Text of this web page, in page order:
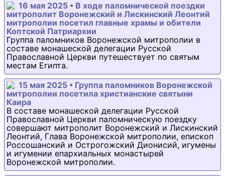
16 мая 2025 • В ходе паломнической поездки
митрополит Воронежский и Лискинский Леонтий
митрополии посетил главные храмы и обители
Коптской Патриархии
Группа паломников Воронежской митрополии в
составе монашеской делегации Русской
Православной Церкви путешествует по святым
местам Египта.
15 мая 2025 • Группа паломников Воронежской
митрополии посетила христианские святыни
Каира
В составе монашеской делегации Русской
Православной Церкви паломническую поездку
совершают митрополит Воронежский и Лискинский
Леонтий, Глава Воронежской митрополии, епископ
Россошанский и Острогожский Дионисий, игумены
и игумении епархиальных монастырей
Воронежской митрополии.